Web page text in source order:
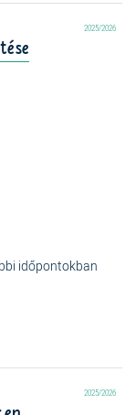
2025/2026
időpontokban
2025/2026